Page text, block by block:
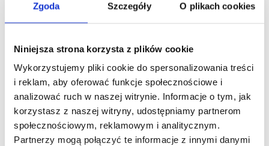
Zgoda Szczegóły O plikach cookies
Niniejsza strona korzysta z plików cookie
Wykorzystujemy pliki cookie do spersonalizowania treści
i reklam, aby oferować funkcje społecznościowe i
analizować ruch w naszej witrynie. Informacje o tym, jak
korzystasz z naszej witryny, udostępniamy partnerom
społecznościowym, reklamowym i analitycznym.
Partnerzy mogą połączyć te informacje z innymi danymi
Minimalna ilość zamówienia tego produktu jest 5.
DODAJ DO KOSZYKA